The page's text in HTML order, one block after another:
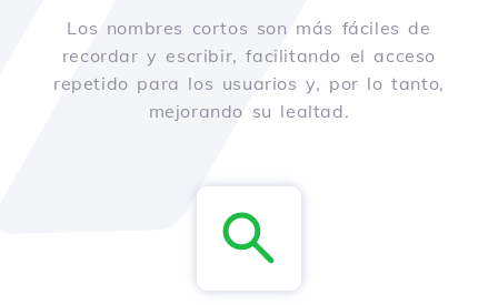
Los nombres cortos son más fáciles de
recordar y escribir, facilitando el acceso
repetido para los usuarios y, por lo tanto,
mejorando su lealtad.